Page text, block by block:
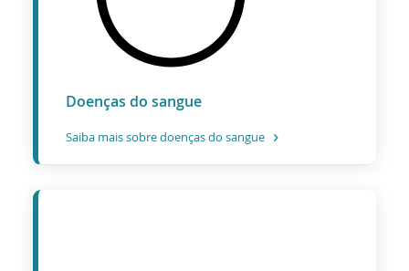
Doenças do sangue
Saiba mais sobre doenças do sangue